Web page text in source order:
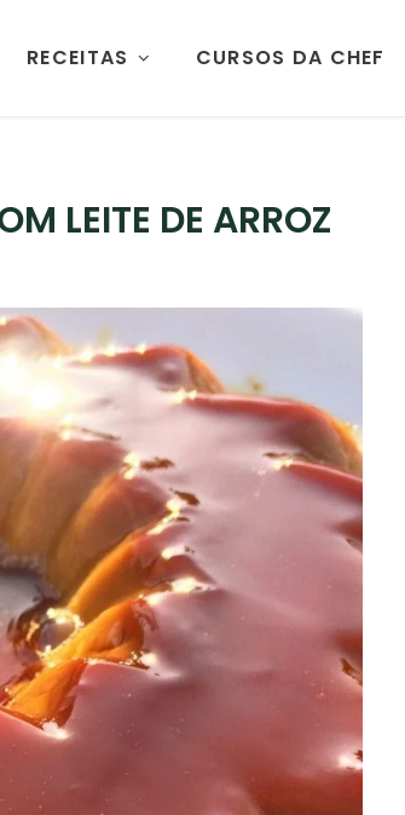
RECEITAS CURSOS DA CHEF
LEITE DE ARROZ